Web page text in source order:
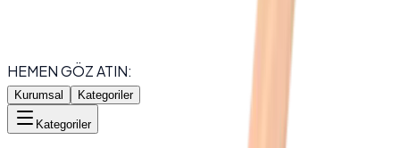
HEMEN GÖZ ATIN:
Kurumsal Kategoriler
Kategoriler